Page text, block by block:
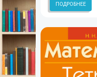
ПОДРОБНЕЕ